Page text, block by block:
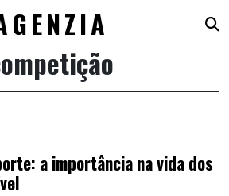
a importância na vida dos